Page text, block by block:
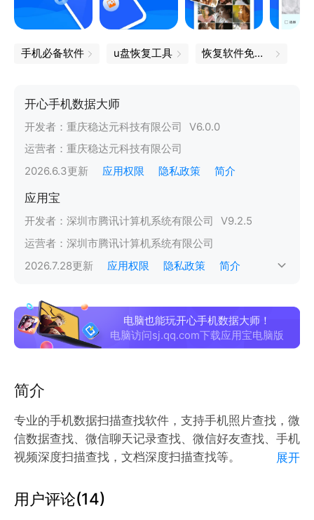
手机必备软件 u盘恢复工具 恢复软件免费版
开心手机数据大师
开发者： 重庆稳达元科技有限公司 V6.0.0
运营者： 重庆稳达元科技有限公司
2026.6.3更新 应用权限 隐私政策 简介
应用宝
开发者： 深圳市腾讯计算机系统有限公司 V9.2.5
运营者： 深圳市腾讯计算机系统有限公司
2026.7.28更新 应用权限 隐私政策 简介
电脑也能玩开心手机数据大师！
电脑访问sj.qq.com下载应用宝电脑版
简介
专业的手机数据扫描查找软件，支持手机照片查找，微
信数据查找、微信聊天记录查找、微信好友查找、手机
视频深度扫描查找，文档深度扫描查找等。
★算法精湛、功能强大★
手机照片查找、深度照片扫描，微信聊天记录查
展开
用户评论(14)